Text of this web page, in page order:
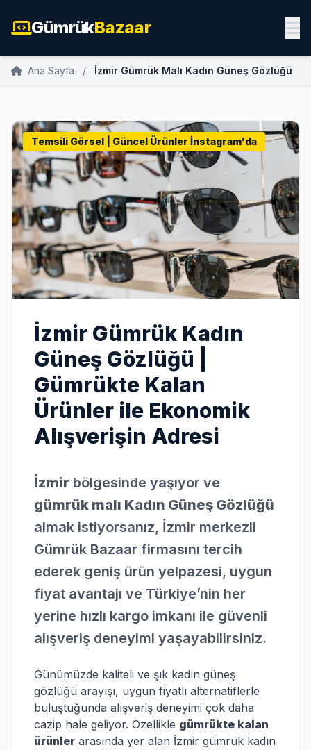
GümrükBazaar
Ana Sayfa / İzmir Gümrük Malı Kadın Güneş Gözlüğü
Temsili Görsel | Güncel Ürünler İnstagram'da
İzmir Gümrük Kadın
Güneş Gözlüğü |
Gümrükte Kalan
Ürünler ile Ekonomik
Alışverişin Adresi
İzmir bölgesinde yaşıyor ve
gümrük malı Kadın Güneş Gözlüğü
almak istiyorsanız, İzmir merkezli
Gümrük Bazaar firmasını tercih
ederek geniş ürün yelpazesi, uygun
fiyat avantajı ve Türkiye’nin her
yerine hızlı kargo imkanı ile güvenli
alışveriş deneyimi yaşayabilirsiniz.
Günümüzde kaliteli ve şık kadın güneş
gözlüğü arayışı, uygun fiyatlı alternatiflerle
buluştuğunda alışveriş deneyimi çok daha
cazip hale geliyor. Özellikle gümrükte kalan
ürünler arasında yer alan İzmir gümrük kadın